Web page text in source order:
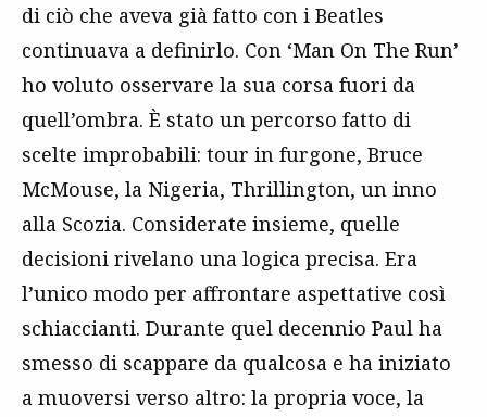
di ciò che aveva già fatto con i Beatles
continuava a definirlo. Con ‘Man On The Run’
ho voluto osservare la sua corsa fuori da
quell’ombra. È stato un percorso fatto di
scelte improbabili: tour in furgone, Bruce
McMouse, la Nigeria, Thrillington, un inno
alla Scozia. Considerate insieme, quelle
decisioni rivelano una logica precisa. Era
l’unico modo per affrontare aspettative così
schiaccianti. Durante quel decennio Paul ha
smesso di scappare da qualcosa e ha iniziato
a muoversi verso altro: la propria voce, la